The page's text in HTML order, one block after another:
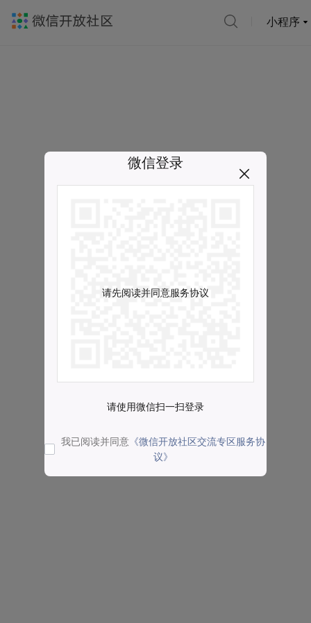
小程序
微信登录
请先阅读并同意服务协议
请使用微信扫一扫登录
我已阅读并同意 《微信开放社区交流专区服务协
议》